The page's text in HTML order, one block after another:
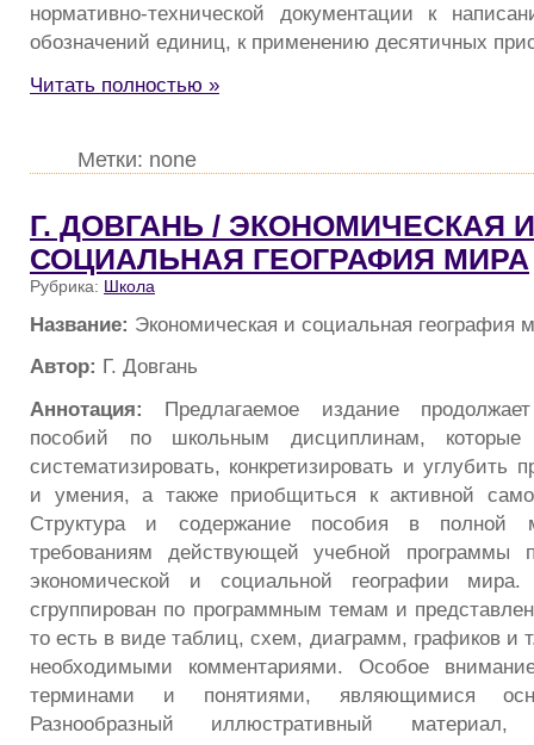
нормативно-технической документации к
обозначений единиц, к применению десятичных
Читать полностью »
Метки: none
Г. ДОВГАНЬ / ЭКОНОМИЧЕСКАЯ И
СОЦИАЛЬНАЯ ГЕОГРАФИЯ МИРА
Рубрика: Школа
Название: Экономическая и социальная география
Автор: Г. Довгань
Аннотация: Предлагаемое издание
пособий по школьным дисциплинам, которые
систематизировать, конкретизировать и углубить
и умения, а также приобщиться к активной
Структура и содержание пособия в полной
требованиям действующей учебной программы
экономической и социальной географии
сгруппирован по программным темам и
то есть в виде таблиц, схем, диаграмм, графиков и
необходимыми комментариями. Особое
терминами и понятиями, являющимися
Разнообразный иллюстративный